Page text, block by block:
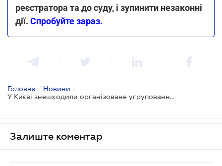
реєстратора та до суду, і зупинити незаконні
дії. Спробуйте зараз.
Головна / Новини /
У Києві знешкодили організоване угруповання, яке спеціалізувалося на махінаціях з незаконного відчуження землі
Залиште коментар